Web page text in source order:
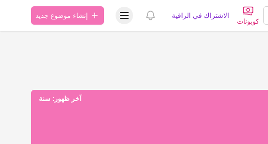
كوبونات
الاشتراك في الراقية عرض الإشعاراتعرض قائمة المستخدمإنشاء موضوع جديد
آخر ظهور: سنة